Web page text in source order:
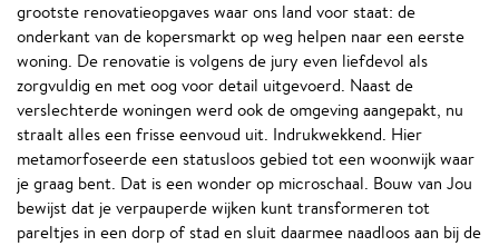
grootste renovatieopgaves waar ons land voor staat: de
onderkant van de kopersmarkt op weg helpen naar een eerste
woning. De renovatie is volgens de jury even liefdevol als
zorgvuldig en met oog voor detail uitgevoerd. Naast de
verslechterde woningen werd ook de omgeving aangepakt, nu
straalt alles een frisse eenvoud uit. Indrukwekkend. Hier
metamorfoseerde een statusloos gebied tot een woonwijk waar
je graag bent. Dat is een wonder op microschaal. Bouw van Jou
bewijst dat je verpauperde wijken kunt transformeren tot
pareltjes in een dorp of stad en sluit daarmee naadloos aan bij de